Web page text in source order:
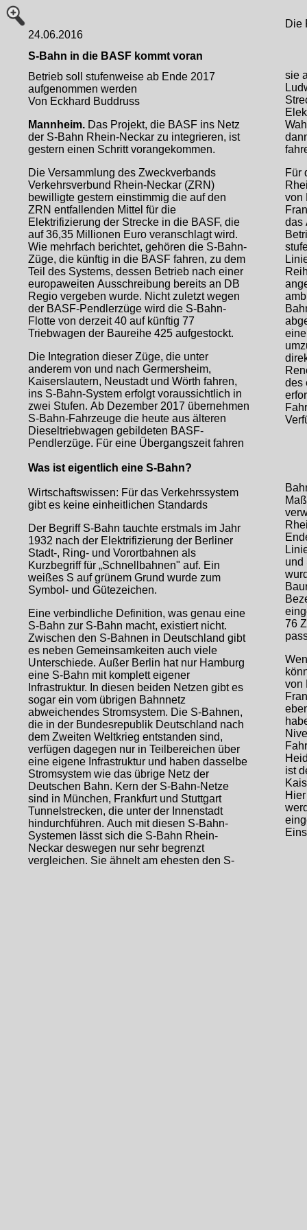
24.06.2016
Die
S-Bahn in die BASF kommt voran
Betrieb soll stufenweise ab Ende 2017
aufgenommen werden
Von Eckhard Buddruss
Mannheim. Das Projekt, die BASF ins Netz
der S-Bahn Rhein-Neckar zu integrieren, ist
gestern einen Schritt vorangekommen.
Die Versammlung des Zweckverbands
Verkehrsverbund Rhein-Neckar (ZRN)
bewilligte gestern einstimmig die auf den
ZRN entfallenden Mittel für die
Elektrifizierung der Strecke in die BASF, die
auf 36,35 Millionen Euro veranschlagt wird.
Wie mehrfach berichtet, gehören die S-Bahn-
Züge, die künftig in die BASF fahren, zu dem
Teil des Systems, dessen Betrieb nach einer
europaweiten Ausschreibung bereits an DB
Regio vergeben wurde. Nicht zuletzt wegen
der BASF-Pendlerzüge wird die S-Bahn-
Flotte von derzeit 40 auf künftig 77
Triebwagen der Baureihe 425 aufgestockt.
Die Integration dieser Züge, die unter
anderem von und nach Germersheim,
Kaiserslautern, Neustadt und Wörth fahren,
ins S-Bahn-System erfolgt voraussichtlich in
zwei Stufen. Ab Dezember 2017 übernehmen
S-Bahn-Fahrzeuge die heute aus älteren
Dieseltriebwagen gebildeten BASF-
Pendlerzüge. Für eine Übergangszeit fahren
sie
Für
von
das
des
Was ist eigentlich eine S-Bahn?
Wirtschaftswissen: Für das Verkehrssystem
gibt es keine einheitlichen Standards
Der Begriff S-Bahn tauchte erstmals im Jahr
1932 nach der Elektrifizierung der Berliner
Stadt-, Ring- und Vorortbahnen als
Kurzbegriff für „Schnellbahnen" auf. Ein
weißes S auf grünem Grund wurde zum
Symbol- und Gütezeichen.
Eine verbindliche Definition, was genau eine
S-Bahn zur S-Bahn macht, existiert nicht.
Zwischen den S-Bahnen in Deutschland gibt
es neben Gemeinsamkeiten auch viele
Unterschiede. Außer Berlin hat nur Hamburg
eine S-Bahn mit komplett eigener
Infrastruktur. In diesen beiden Netzen gibt es
sogar ein vom übrigen Bahnnetz
abweichendes Stromsystem. Die S-Bahnen,
die in der Bundesrepublik Deutschland nach
dem Zweiten Weltkrieg entstanden sind,
verfügen dagegen nur in Teilbereichen über
eine eigene Infrastruktur und haben dasselbe
Stromsystem wie das übrige Netz der
Deutschen Bahn. Kern der S-Bahn-Netze
sind in München, Frankfurt und Stuttgart
Tunnelstrecken, die unter der Innenstadt
hindurchführen. Auch mit diesen S-Bahn-
Systemen lässt sich die S-Bahn Rhein-
Neckar deswegen nur sehr begrenzt
vergleichen. Sie ähnelt am ehesten den S-
und
76
von
ist